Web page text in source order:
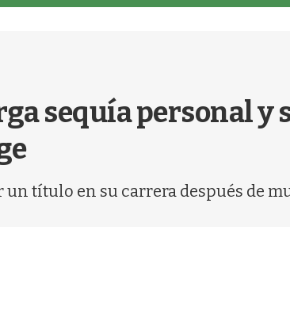
sequía personal y
título en su carrera después de